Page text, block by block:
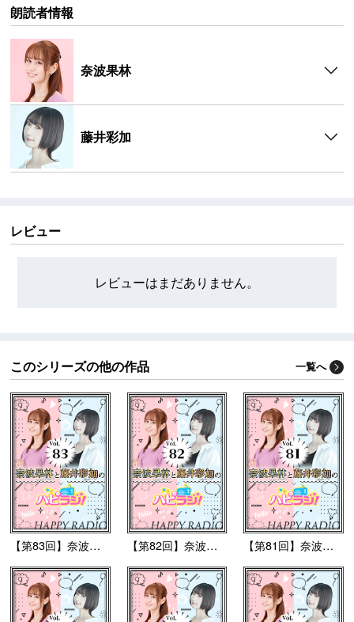
藤井 彩加（Ayaka Fujii）
誕生日：8月16日
出身地：茨城県
血液型：O型
趣味・特技：ご飯を食べること、楽器（トランペッ
ト、ベース）、殺陣、ダーツ
▼『ハピラジ！』とは
ハピラジ！は2013年から放送している声優＆アイドル
ハピラジ！はペットショップに行く前にペットの里親
締め切りなどの情報はハピラジ公式「X」にてご案内を
させて頂いております。
朗読者情報
奈波果林
藤井彩加
レビュー
レビューはまだありません。
このシリーズの他の作品 一覧へ
【第83回】奈波果林と... 【第82回】奈波果林と... 【第81回】奈波果林と...